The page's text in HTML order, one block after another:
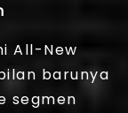
All-New
barunya
segmen